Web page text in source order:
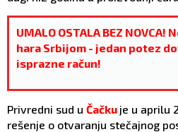
UMALO OSTALA BEZ
hara Srbijom - jedan potez
isprazne račun!
Privredni sud u Čačku je u aprilu
rešenje o otvaranju stečajnog